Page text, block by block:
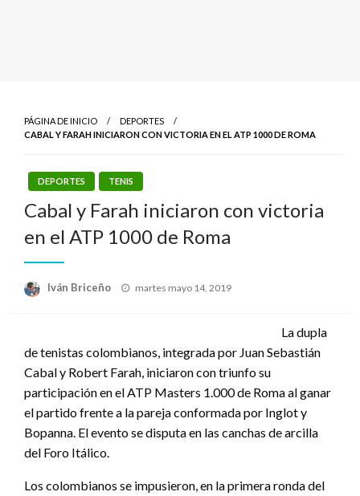
PÁGINA DE INICIO
DEPORTES
CABAL Y FARAH INICIARON CON VICTORIA EN EL ATP 1000 DE ROMA
DEPORTES TENIS
Cabal y Farah iniciaron con victoria
en el ATP 1000 de Roma
Iván Briceño
Publicado
martes mayo 14, 2019
La dupla
de tenistas colombianos, integrada por Juan Sebastián
Cabal y Robert Farah, iniciaron con triunfo su
participación en el ATP Masters 1.000 de Roma al ganar
el partido frente a la pareja conformada por Inglot y
Bopanna. El evento se disputa en las canchas de arcilla
del Foro Itálico.
Los colombianos se impusieron, en la primera ronda del